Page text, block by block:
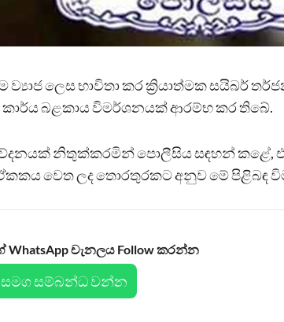
ලෙස භාවිතා කර ක්‍රියාත්මක සයිබර්
බළකාය විමර්ශනයක් ආරම්භ කර තිබේ.
නිතුක්කරමින් පොලීසිය සඳහන් කළේ,
ඒකකය වෙත ලද තොරතුරකට අනුව මේ
WhatsApp චැනලය Follow කරන්න
සමග සම්බන්ධ වන්න